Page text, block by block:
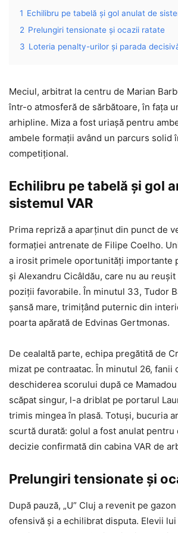
1 Echilibru pe tabelă și gol anulat de
2 Prelungiri tensionate și ocazii ratate
3 Loteria penalty-urilor și parada
Meciul, arbitrat la centru de Marian
într-o atmosferă de sărbătoare, în fața
arhipline. Miza a fost uriașă pentru
ambele formații având un parcurs solid
competițional.
Echilibru pe tabelă și gol
sistemul VAR
Prima repriză a aparținut din punct de
formației antrenate de Filipe Coelho.
a irosit primele oportunități importante
și Alexandru Cicâldău, care nu au
poziții favorabile. În minutul 33, Tudor
șansă mare, trimițând puternic din
poarta apărată de Edvinas Gertmonas.
De cealaltă parte, echipa pregătită de
mizat pe contraatac. În minutul 26, fanii
deschiderea scorului după ce
scăpat singur, l-a driblat pe portarul
trimis mingea în plasă. Totuși, bucuria
scurtă durată: golul a fost anulat pentru
decizie confirmată din cabina VAR de
Prelungiri tensionate și
După pauză, „U” Cluj a revenit pe
ofensivă și a echilibrat disputa. Elevii